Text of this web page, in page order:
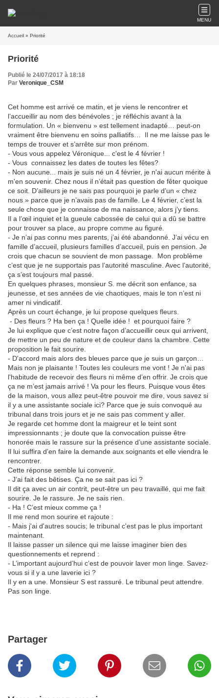
MENU
Accueil » Priorité
Priorité
Publié le 24/07/2017 à 18:18
Par Veronique_CSM
Cet homme est arrivé ce matin, et je viens le rencontrer et
l’accueillir au nom des bénévoles ; je réfléchis avant à la
formulation. Un « bienvenu » est tellement inadapté… peut-on
vraiment être bienvenu en soins palliatifs… Il ne me laisse pas le
temps de trouver et s’arrête sur mon prénom.
- Vous vous appelez Véronique... c'est le 4 février !
- Vous connaissez les dates de toutes les fêtes?
- Non aucune... mais je suis né un 4 février, je n'ai aucun mérite à
m'en souvenir. Chez nous il n’était pas question de fêter quoique
ce soit. D’ailleurs je ne sais pas pourquoi je parle d’un « chez
nous » parce que je n’avais pas de famille. Le 4 février, c’est la
seule chose que je connaisse de ma naissance, alors j’y tiens.
Il a l’œil inquiet et la gueule cabossée de celui qui a dû se battre
pour trouver sa place, au propre comme au figuré.
- Je n’ai pas connu mes parents, j’ai été abandonné. J’ai vécu en
famille d’accueil, plusieurs familles d’accueil, puis en pension. Je
crois que chacun se souvient de mon passage. Mon problème
c’est que je ne supportais pas l’autorité masculine. Avec l’autorité,
ça s’est toujours mal passé.
En quelques phrases, monsieur S. me décrit son enfance, sa
jeunesse, et ses années de vie chaotiques, mais le ton n’est ni
amer ni vindicatif.
Après un court échange, je lui propose quelques fleurs.
- Des fleurs ? Ha ben ça ! Quelle idée ! et pourquoi faire ?
Je lui explique que c’est notre façon d’accueillir ceux qui arrivent,
de mettre un peu de nature et de couleur dans la chambre. Cette
proposition le fait sourire.
- D'accord mais alors des bleues parce que je suis un garçon…
Mais non je plaisante ! Toutes les couleurs me vont ! Je n'ai pas
l'habitude de recevoir des fleurs ni même d’en offrir. Je crois que
ça ne m’est jamais arrivé ! Va pour les fleurs. Puisque vous êtes
de la maison, vous allez peut-être pouvoir me dire, vous savez si
il y a une assistante sociale ici? Parce que je suis convoqué au
tribunal dans trois jours et je ne sais pas comment y aller.
Je regarde cet homme dont la maigreur et le teint sont
impressionnants ; je doute que la convocation puisse être
honorée mais le rassure sur la présence d’une assistante sociale.
Il lui suffira d’en faire la demande aux soignants et elle viendra le
rencontrer.
Cette réponse semble lui convenir.
- J’ai fait des bêtises. Ça ne se sait pas ici ?
Il dit ça avec un air contrit, peut-être un peu travaillé, qui me fait
sourire. Je le rassure. Je ne sais rien.
- Ha ! C’est mieux comme ça !
Il me rend mon sourire et rajoute :
- Mais j'ai d'autres soucis; le tribunal c'est pas le plus important
maintenant.
Il laisse passer un silence qui me laisse imaginer bien des
questionnements et reprend :
- L’important aujourd’hui c’est de pouvoir laver mon linge. Savez-
vous si il y a une laverie ici ?
Il y en a une. Monsieur S est rassuré. Le tribunal peut attendre.
Pas son linge.
Partager